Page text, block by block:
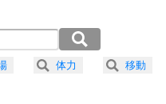
怒りを優しさで表現する。
体力 移動